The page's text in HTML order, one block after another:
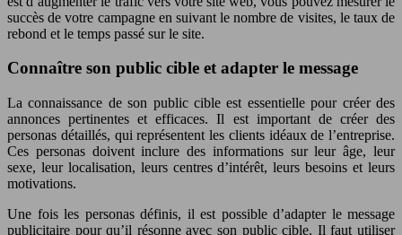
succès de votre campagne en suivant le nombre de visites, le taux de
rebond et le temps passé sur le site.
Connaître son public cible et adapter le message
La connaissance de son public cible est essentielle pour créer des
annonces pertinentes et efficaces. Il est important de créer des
personas détaillés, qui représentent les clients idéaux de l’entreprise.
Ces personas doivent inclure des informations sur leur âge, leur
sexe, leur localisation, leurs centres d’intérêt, leurs besoins et leurs
motivations.
Une fois les personas définis, il est possible d’adapter le message
publicitaire pour qu’il résonne avec son public cible. Il faut utiliser